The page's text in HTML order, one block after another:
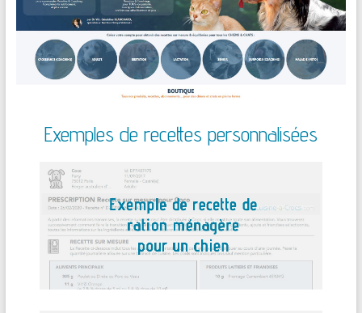
Exemples de recettes personnalisées